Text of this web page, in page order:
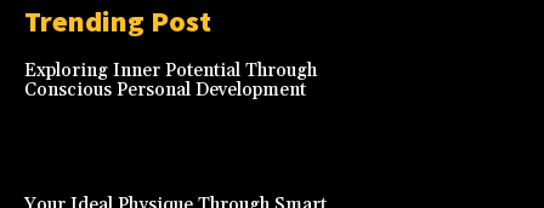
Trending Post
Exploring Inner Potential Through
Conscious Personal Development